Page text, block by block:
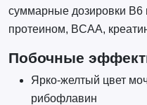
суммарные дозировки B6
протеином, BCAA,
Побочные
Ярко-желтый цвет
рибофлавин